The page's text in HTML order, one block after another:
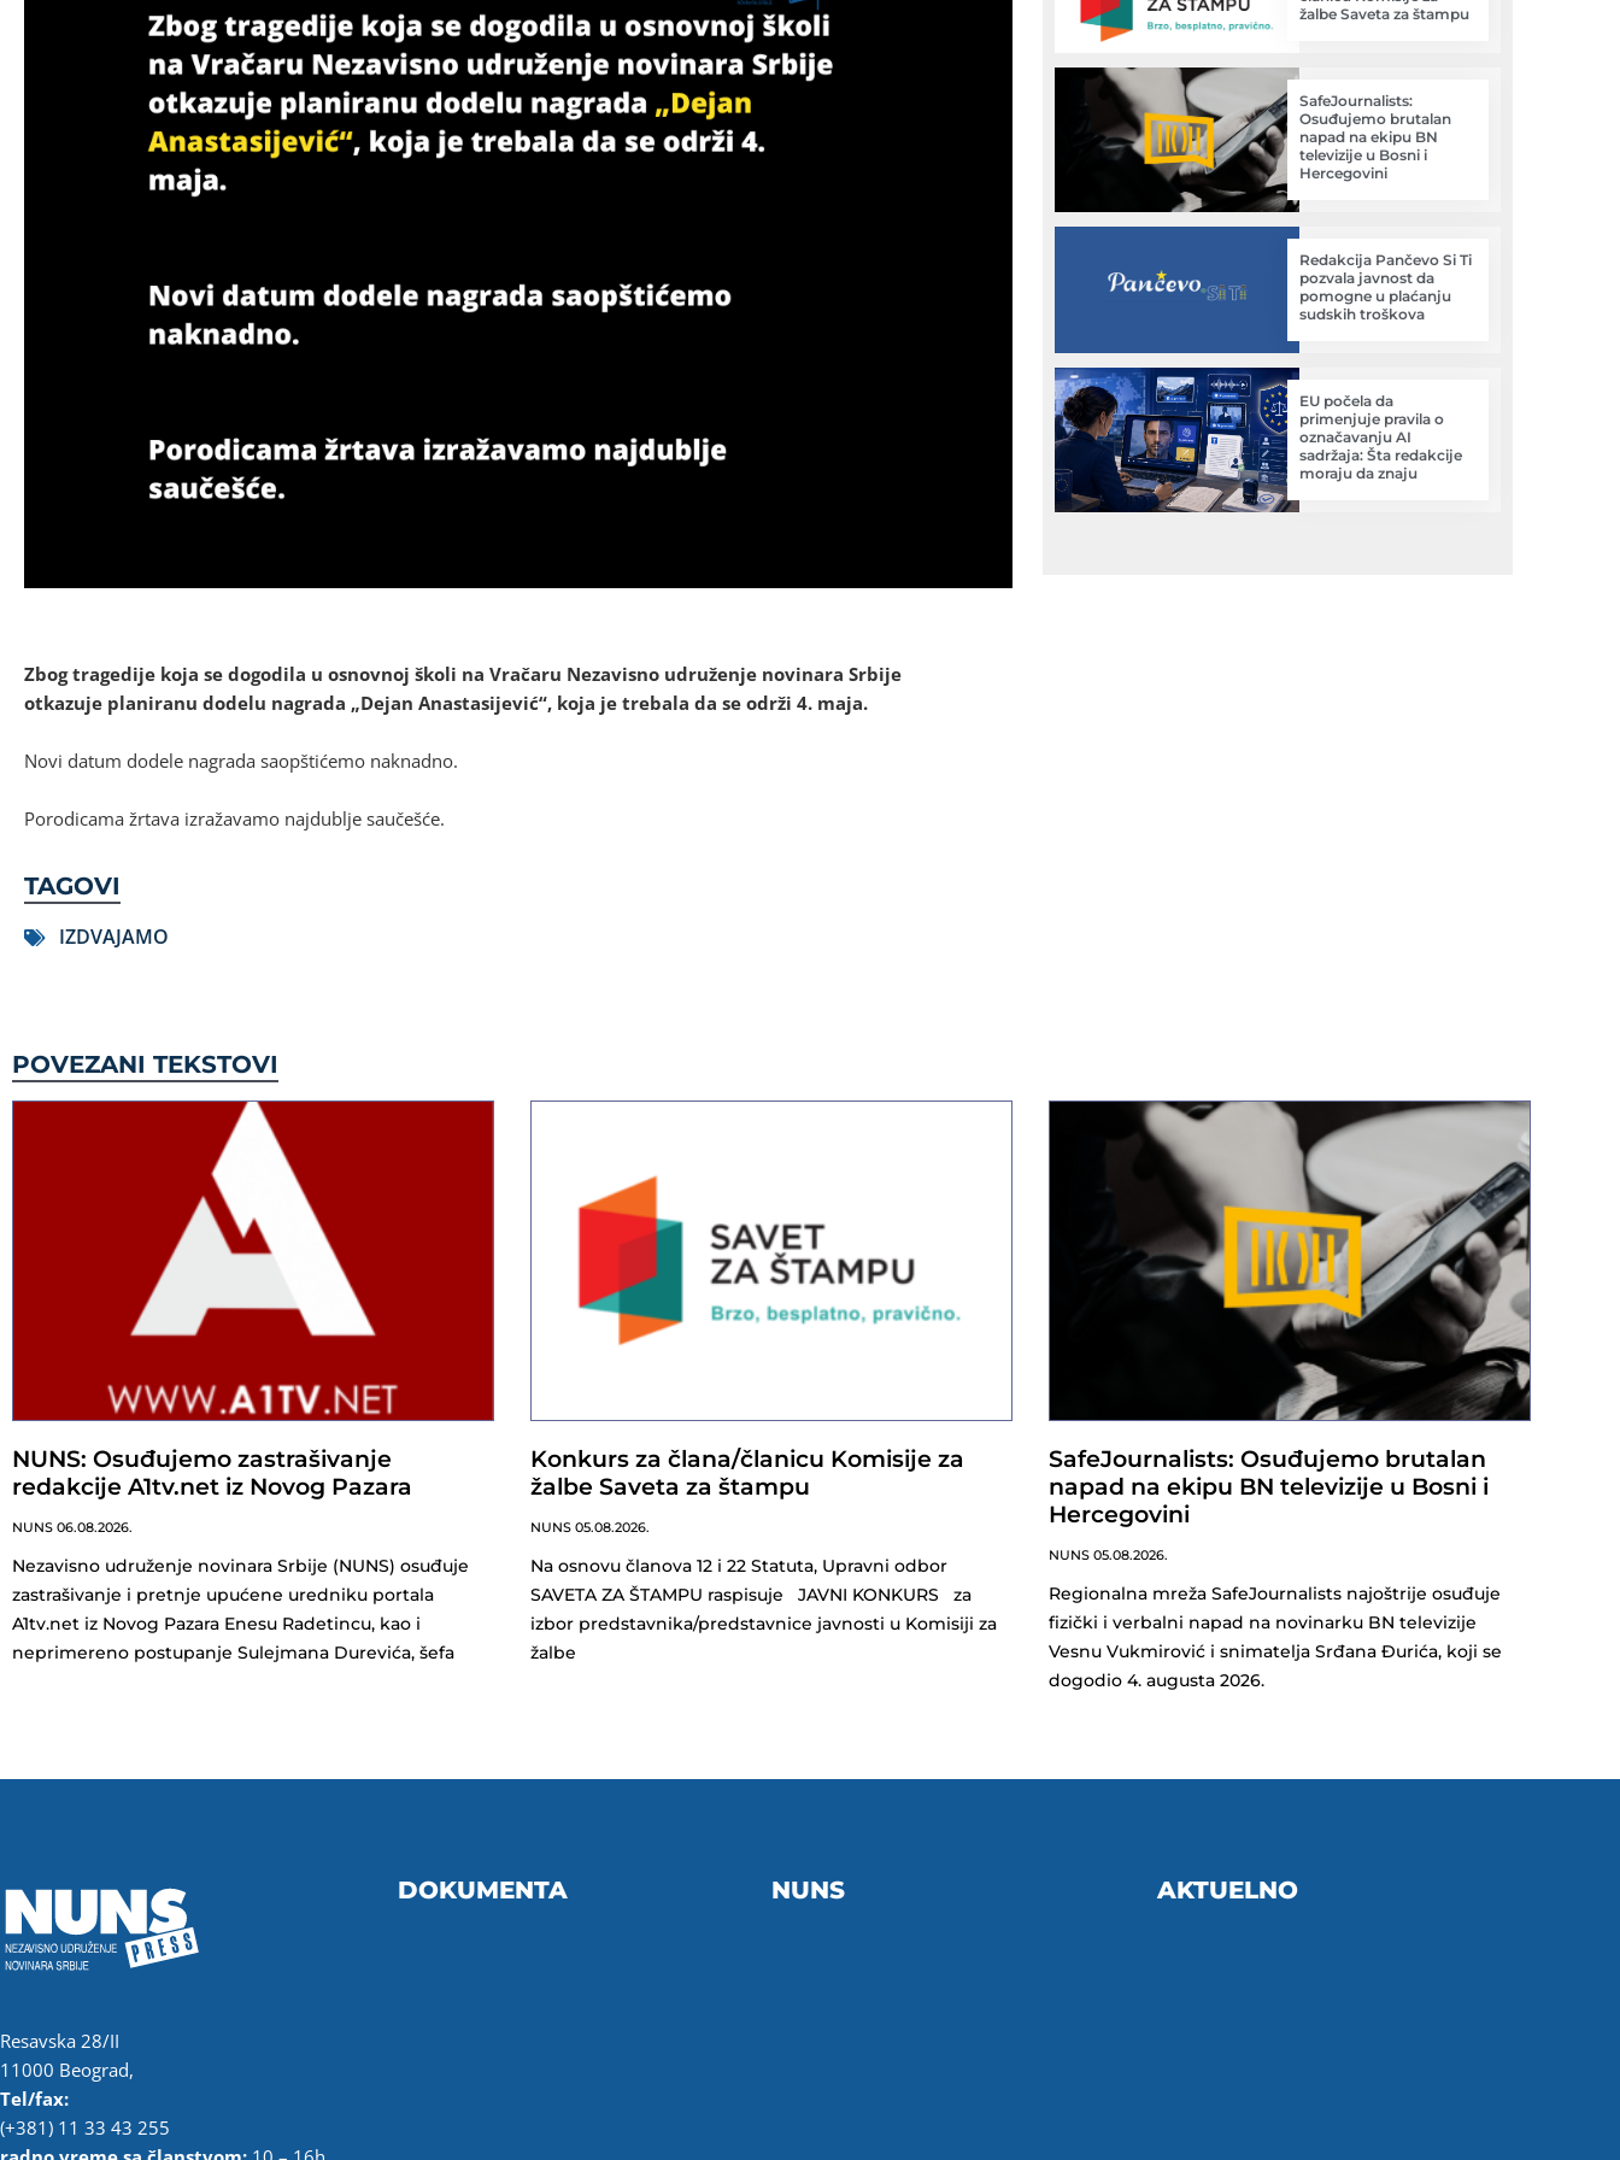
Zbog tragedije koja se dogodila u osnovnoj školi na Vračaru Nezavisno udruženje novinara Srbije
otkazuje planiranu dodelu nagrada „Dejan Anastasijević“, koja je trebala da se održi 4. maja.
Novi datum dodele nagrada saopštićemo naknadno.
Porodicama žrtava izražavamo najdublje saučešće.
TAGOVI
IZDVAJAMO
žalbe Saveta za štampu
SafeJournalists:
Osuđujemo brutalan
napad na ekipu BN
televizije u Bosni i
Hercegovini
Redakcija Pančevo Si Ti
pozvala javnost da
pomogne u plaćanju
sudskih troškova
EU počela da
primenjuje pravila o
označavanju AI
sadržaja: Šta redakcije
moraju da znaju
POVEZANI TEKSTOVI
NUNS: Osuđujemo zastrašivanje
redakcije A1tv.net iz Novog Pazara
NUNS 06.08.2026.
Nezavisno udruženje novinara Srbije (NUNS) osuđuje
zastrašivanje i pretnje upućene uredniku portala
A1tv.net iz Novog Pazara Enesu Radetincu, kao i
neprimereno postupanje Sulejmana Durevića, šefa
Konkurs za člana/članicu Komisije za
žalbe Saveta za štampu
NUNS 05.08.2026.
Na osnovu članova 12 i 22 Statuta, Upravni odbor
SAVETA ZA ŠTAMPU raspisuje JAVNI KONKURS za
izbor predstavnika/predstavnice javnosti u Komisiji za
žalbe
SafeJournalists: Osuđujemo brutalan
napad na ekipu BN televizije u Bosni i
Hercegovini
NUNS 05.08.2026.
Regionalna mreža SafeJournalists najoštrije osuđuje
fizički i verbalni napad na novinarku BN televizije
Vesnu Vukmirović i snimatelja Srđana Đurića, koji se
dogodio 4. augusta 2026.
Resavska 28/II
11000 Beograd,
Tel/fax:
(+381) 11 33 43 255
DOKUMENTA NUNS AKTUELNO